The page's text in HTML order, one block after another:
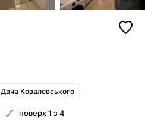
Дача Ковалевського
поверх 1 з 4